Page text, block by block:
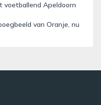
voetballend Apeldoorn
van Oranje, nu